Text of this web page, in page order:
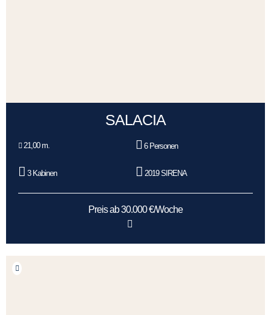
SALACIA
21,00 m. 6 Personen
3 Kabinen 2019 SIRENA
Preis ab 30.000 €/Woche